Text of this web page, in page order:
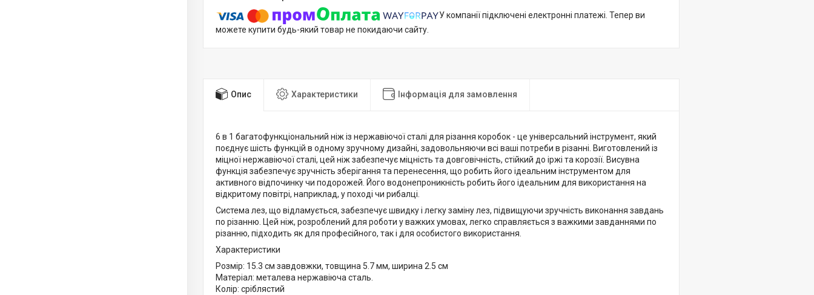
У компанії підключені електронні платежі. Тепер ви
можете купити будь-який товар не покидаючи сайту.
Опис Характеристики Інформація для замовлення
6 в 1 багатофункціональний ніж із нержавіючої сталі для різання коробок - це універсальний інструмент, який
поєднує шість функцій в одному зручному дизайні, задовольняючи всі ваші потреби в різанні. Виготовлений із
міцної нержавіючої сталі, цей ніж забезпечує міцність та довговічність, стійкий до іржі та корозії. Висувна
функція забезпечує зручність зберігання та перенесення, що робить його ідеальним інструментом для
активного відпочинку чи подорожей. Його водонепроникність робить його ідеальним для використання на
відкритому повітрі, наприклад, у поході чи рибалці.
Система лез, що відламується, забезпечує швидку і легку заміну лез, підвищуючи зручність виконання завдань
по різанню. Цей ніж, розроблений для роботи у важких умовах, легко справляється з важкими завданнями по
різанню, підходить як для професійного, так і для особистого використання.
Характеристики
Розмір: 15.3 см завдовжки, товщина 5.7 мм, ширина 2.5 см
Матеріал: металева нержавіюча сталь.
Колір: сріблястий